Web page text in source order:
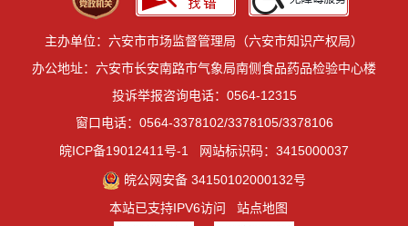
主办单位：六安市市场监督管理局（六安市知识产权局）
办公地址：六安市长安南路市气象局南侧食品药品检验中心楼
投诉举报咨询电话：0564-12315
窗口电话：0564-3378102/3378105/3378106
皖ICP备19012411号-1
网站标识码：3415000037
皖公网安备 34150102000132号
本站已支持IPV6访问
站点地图